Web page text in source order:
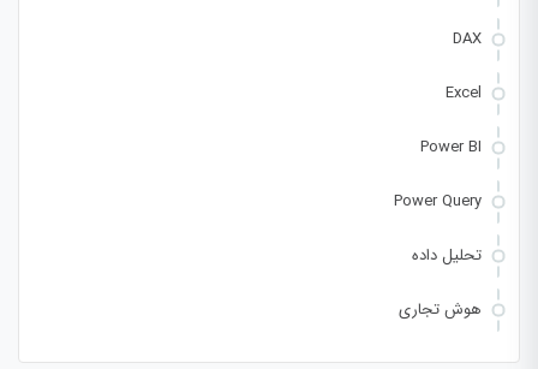
DAX
Excel
Power BI
Power Query
تحلیل داده
هوش تجاری